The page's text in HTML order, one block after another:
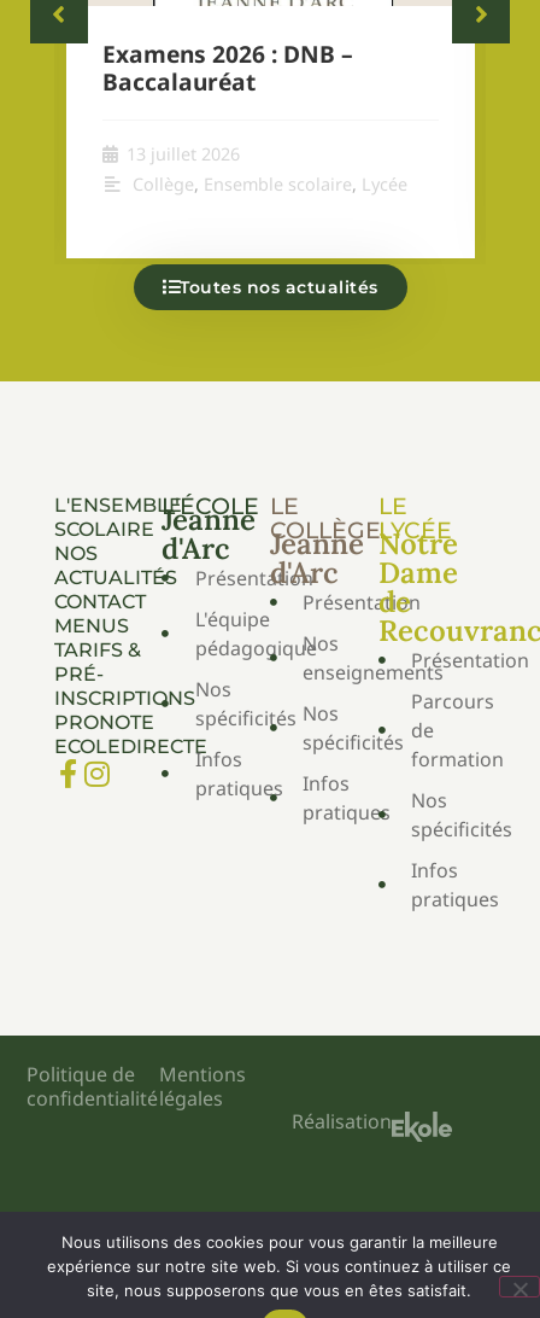
Examens 2026 : DNB –
Baccalauréat
13 juillet 2026
Collège, Ensemble scolaire, Lycée
Toutes nos actualités
L'ENSEMBLE
SCOLAIRE
NOS
ACTUALITÉS
CONTACT
MENUS
TARIFS &
PRÉ-
INSCRIPTIONS
PRONOTE
ECOLEDIRECTE
L'ÉCOLE
Jeanne
d'Arc
Présentation
L'équipe
pédagogique
Nos
spécificités
Infos
pratiques
LE
COLLÈGE
Jeanne
d'Arc
Présentation
Nos
enseignements
Nos
spécificités
Infos
pratiques
LE
LYCÉE
Notre
Dame
de
Présentation
Parcours
de
formation
Nos
spécificités
Infos
pratiques
Politique de
confidentialité
Mentions
légales
Réalisation
Nous utilisons des cookies pour vous garantir la meilleure
expérience sur notre site web. Si vous continuez à utiliser ce
site, nous supposerons que vous en êtes satisfait.
Engagé pour l’environnement : compensation de l’impact
carbone de notre site internet
En savoir +